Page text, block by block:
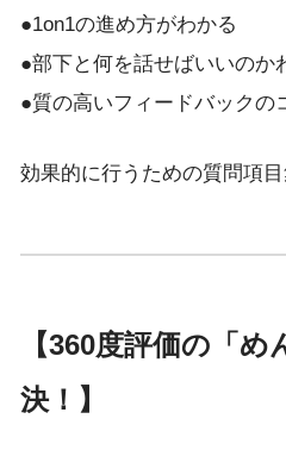
●1on1の進め方がわかる
●部下と何を話せばいいのか
●質の高いフィードバックの
効果的に行うための質問項
【360度評価の「
決！】